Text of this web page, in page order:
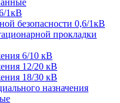
1кВ
безопасности 0,6/1кВ
прокладки
6/10 кВ
12/20 кВ
18/30 кВ
назначения